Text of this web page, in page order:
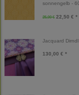
sonnengelb -
25,00 € 22,50 € *
Jacquard
130,00 € *